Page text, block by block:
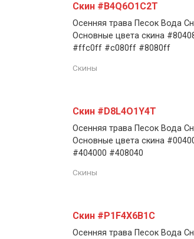
Скин #B4Q6O1C2T
Осенняя трава Песок Вода
Основные цвета скина
#ffc0ff #c080ff #8080ff
Скины
Скин #D8L4O1Y4T
Осенняя трава Песок Вода
Основные цвета скина
#404000 #408040
Скины
Скин #P1F4X6B1C
Осенняя трава Песок Вода